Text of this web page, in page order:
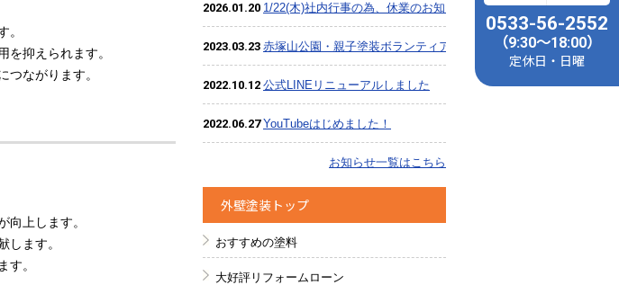
。
抑えられます。
ながります。
上します。
します。
す。
2026.01.20 1/22(木)社内行事の為、休業のお知らせ
2023.03.23 赤塚山公園・親子塗装ボランティア、大盛況のうち終了しました
2022.10.12 公式LINEリニューアルしました
2022.06.27YouTubeはじめました！
お知らせ一覧はこちら
外壁塗装トップ
おすすめの塗料
大好評リフォームローン
0533-56-2552
（9:30～18:00）
定休日・日曜